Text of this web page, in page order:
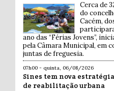
Cerca de
do
Cacém,
ano das “Férias Jovens”,
pela Câmara Municipal, em
juntas de freguesia.
07h00 - quinta, 06/08/2026
Sines tem nova estratégia
de reabilitação urbana